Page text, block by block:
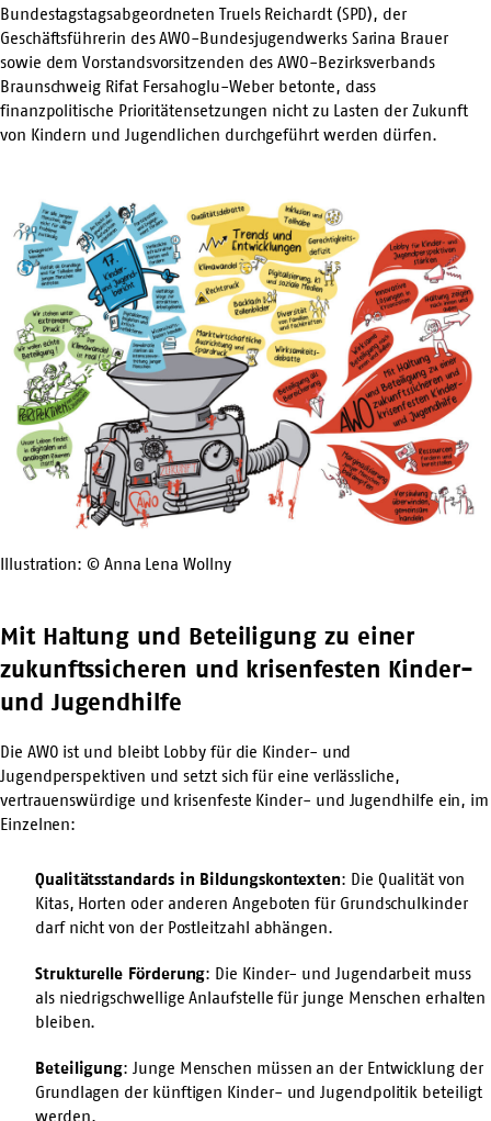
Bundestagstagsabgeordneten Truels Reichardt (SPD), der
Geschäftsführerin des AWO-Bundesjugend­werks Sarina Brauer
sowie dem Vorstandsvorsitzenden des AWO-Bezirksverbands
Braunschweig Rifat Fersahoglu-Weber betonte, dass
finanzpolitische Prioritäten­setzungen nicht zu Lasten der Zukunft
von Kindern und Jugend­lichen durchgeführt werden dürfen.
Illustration: © Anna Lena Wollny
Mit Haltung und Beteiligung zu einer
zukunftssicheren und krisenfesten Kinder-
und Jugendhilfe
Die AWO ist und bleibt Lobby für die Kinder- und
Jugendperspektiven und setzt sich für eine verlässliche,
vertrauenswürdige und krisenfeste Kinder- und Jugendhilfe ein, im
Einzelnen:
Qualitätsstandards in Bildungskontexten: Die Qualität von
Kitas, Horten oder anderen Angeboten für Grundschulkinder
darf nicht von der Postleitzahl abhängen.
Strukturelle Förderung: Die Kinder- und Jugendarbeit muss
als niedrigschwellige Anlaufstelle für junge Menschen erhalten
bleiben.
Beteiligung: Junge Menschen müssen an der Entwicklung der
Grundlagen der künftigen Kinder- und Jugendpolitik beteiligt
werden.